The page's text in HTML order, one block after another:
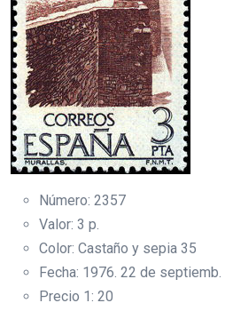
Número: 2357
Valor: 3 p.
Color: Castaño y sepia 35
Fecha: 1976. 22 de septiemb.
Precio 1: 20